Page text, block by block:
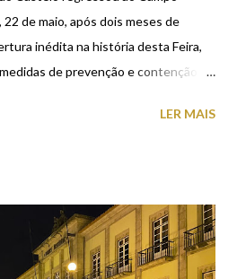
de maio, após dois meses de
inédita na história desta Feira,
de prevenção e contenção
criar um clima de segurança e
LER MAIS